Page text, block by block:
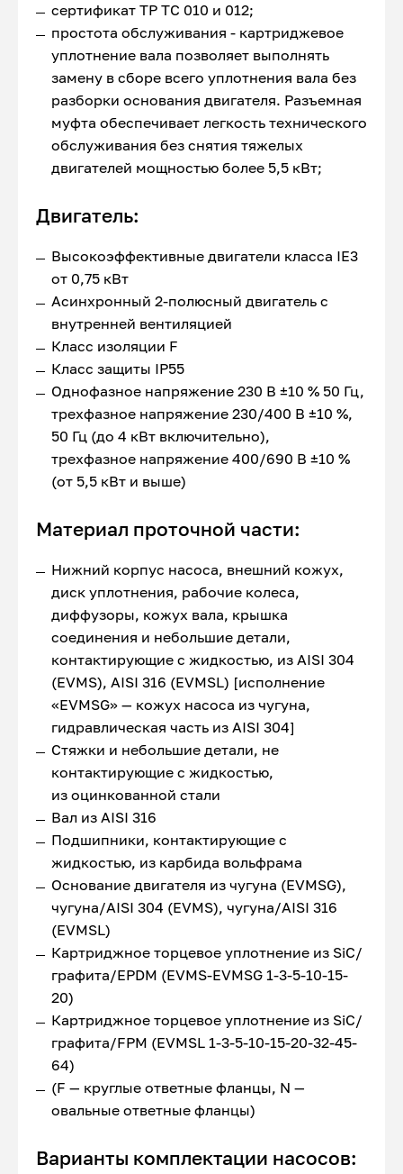
сертификат ТР ТС 010 и 012;
простота обслуживания - картриджевое
уплотнение вала позволяет выполнять
замену в сборе всего уплотнения вала без
разборки основания двигателя. Разъемная
муфта обеспечивает легкость технического
обслуживания без снятия тяжелых
двигателей мощностью более 5,5 кВт;
Двигатель:
Высокоэффективные двигатели класса IE3
от 0,75 кВт
Асинхронный 2-полюсный двигатель с
внутренней вентиляцией
Класс изоляции F
Класс защиты IP55
Однофазное напряжение 230 В ±10 % 50 Гц,
трехфазное напряжение 230/400 В ±10 %,
50 Гц (до 4 кВт включительно),
трехфазное напряжение 400/690 В ±10 %
(от 5,5 кВт и выше)
Материал проточной части:
Нижний корпус насоса, внешний кожух,
диск уплотнения, рабочие колеса,
диффузоры, кожух вала, крышка
соединения и небольшие детали,
контактирующие с жидкостью, из AISI 304
(EVMS), AISI 316 (EVMSL) [исполнение
«EVMSG» — кожух насоса из чугуна,
гидравлическая часть из AISI 304]
Стяжки и небольшие детали, не
контактирующие с жидкостью,
из оцинкованной стали
Вал из AISI 316
Подшипники, контактирующие с
жидкостью, из карбида вольфрама
Основание двигателя из чугуна (EVMSG),
чугуна/AISI 304 (EVMS), чугуна/AISI 316
(EVMSL)
Картриджное торцевое уплотнение из SiC/
графита/EPDM (EVMS-EVMSG 1-3-5-10-15-
20)
Картриджное торцевое уплотнение из SiC/
графита/FPM (EVMSL 1-3-5-10-15-20-32-45-
64)
(F — круглые ответные фланцы, N —
овальные ответные фланцы)
Варианты комплектации насосов: